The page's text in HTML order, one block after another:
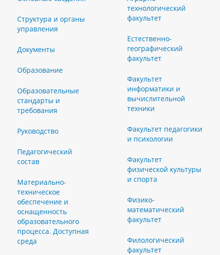
Структура и органы
управления
Документы
Образование
Образовательные
стандарты и
требования
Руководство
Педагогический
состав
Материально-
техническое
обеспечение и
оснащенность
образовательного
процесса. Доступная
среда
технологический
факультет
Естественно-
географический
факультет
Факультет
информатики и
вычислительной
техники
Факультет педагогики
и психологии
Факультет
физической культуры
и спорта
Физико-
математический
факультет
Филологический
факультет